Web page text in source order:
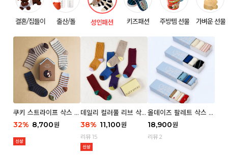
결혼/집들이 출산/돌 성인패션 키즈패션 주방템 선물 가벼운 선물
쿠키 스트라이프 삭스 우
먼 2P
32% 8,700원
데일리 컬러풀 리브 삭스
우먼 3P 세트
38% 11,100원
리뷰 15
올데이즈 팔레트 삭스 우
먼 5P
18,900원
리뷰 2